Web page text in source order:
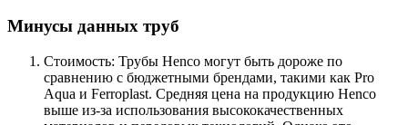
Минусы данных труб
Стоимость: Трубы Henco могут быть дороже по
сравнению с бюджетными брендами, такими как Pro
Aqua и Ferroplast. Средняя цена на продукцию Henco
выше из-за использования высококачественных